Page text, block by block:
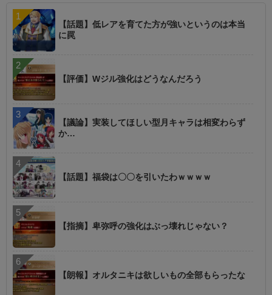
【話題】低レアを育てた方が強いというのは本当
に罠
【評価】Wジル強化はどうなんだろう
【議論】実装してほしい型月キャラは相変わらず
か…
【話題】福袋は〇〇を引いたわｗｗｗｗ
【指摘】卑弥呼の強化はぶっ壊れじゃない？
【朗報】オルタニキは欲しいもの全部もらったな